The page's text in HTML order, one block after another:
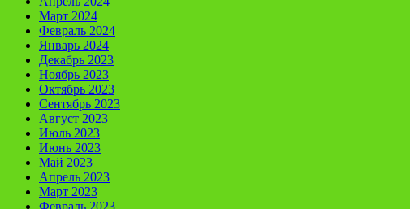
Март 2024
Февраль 2024
Январь 2024
Декабрь 2023
Ноябрь 2023
Октябрь 2023
Сентябрь 2023
Август 2023
Июль 2023
Июнь 2023
Май 2023
Апрель 2023
Март 2023
Февраль 2023